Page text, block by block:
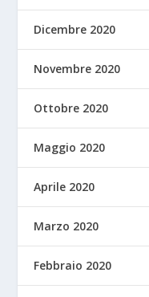
Dicembre 2020
Novembre 2020
Ottobre 2020
Maggio 2020
Aprile 2020
Marzo 2020
Febbraio 2020